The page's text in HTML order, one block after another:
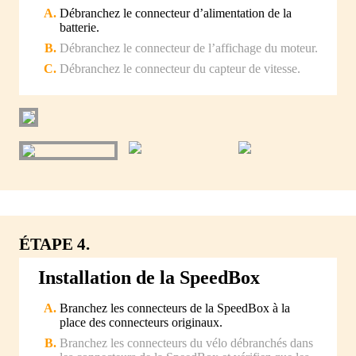
Débranchez le connecteur d’alimentation de la
batterie.
Débranchez le connecteur de l’affichage du moteur.
Débranchez le connecteur du capteur de vitesse.
ÉTAPE 4.
Installation de la SpeedBox
Branchez les connecteurs de la SpeedBox à la
place des connecteurs originaux.
Branchez les connecteurs du vélo débranchés dans